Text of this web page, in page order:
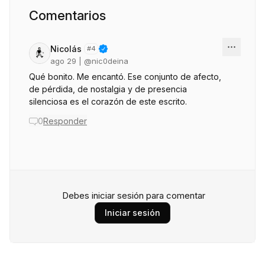
Comentarios
Nicolás #4
ago 29 | @nic0deina
Qué bonito. Me encantó. Ese conjunto de afecto,
de pérdida, de nostalgia y de presencia
silenciosa es el corazón de este escrito.
0Responder
Debes iniciar sesión para comentar
Iniciar sesión